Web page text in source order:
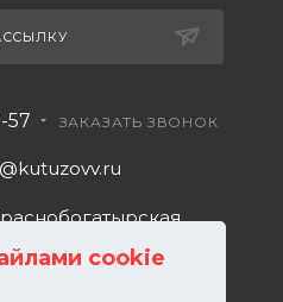
cookie
57 ЗАКАЗАТЬ ЗВОНОК